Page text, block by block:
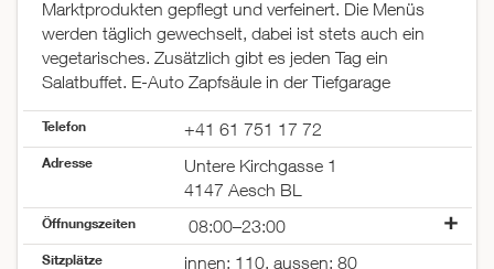
Marktprodukten gepflegt und verfeinert. Die Menüs
werden täglich gewechselt, dabei ist stets auch ein
vegetarisches. Zusätzlich gibt es jeden Tag ein
Salatbuffet. E-Auto Zapfsäule in der Tiefgarage
Telefon +41 61 751 17 72
Adresse
Untere Kirchgasse 1
4147 Aesch BL
Öffnungszeiten
08:00–23:00
Montag
geschlossen
Sitzplätze innen: 110, aussen: 80